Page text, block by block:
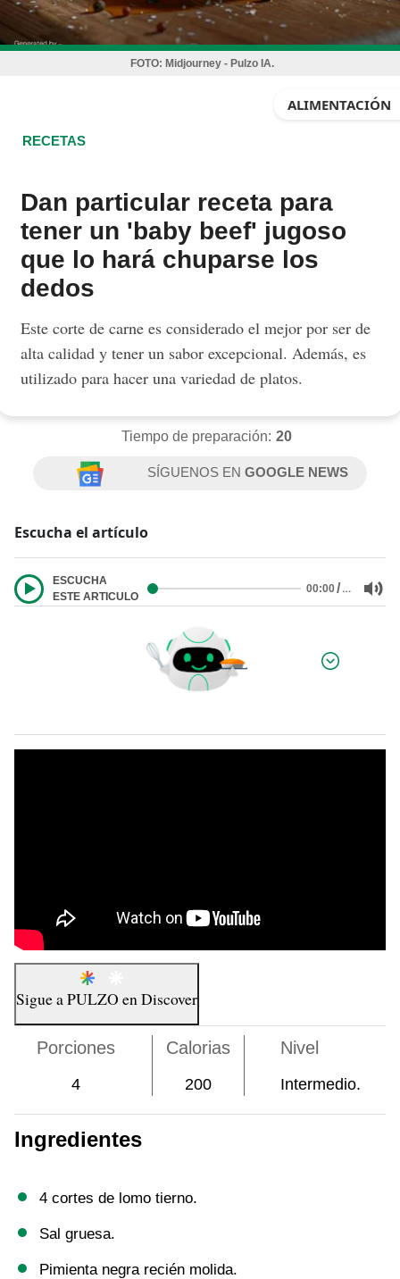
FOTO: Midjourney - Pulzo IA.
ALIMENTACIÓN
RECETAS
Dan particular receta para
tener un 'baby beef' jugoso
que lo hará chuparse los
dedos
Este corte de carne es considerado el mejor por ser de
alta calidad y tener un sabor excepcional. Además, es
utilizado para hacer una variedad de platos.
Tiempo de preparación: 20
SÍGUENOS ENGOOGLE NEWS
Escucha el artículo
ESCUCHA
ESTE ARTICULO
00:00/…
Por:
Sigue aPULZO en Discover
Ingredientes
4 cortes de lomo tierno.
Sal gruesa.
Pimienta negra recién molida.
Porciones
4
Calorias
200
Nivel
Intermedio.